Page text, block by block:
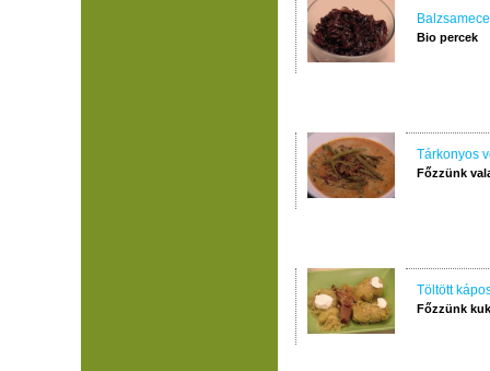
Bio percek
Tárkonyos
Főzzünk
Töltött
Főzzünk